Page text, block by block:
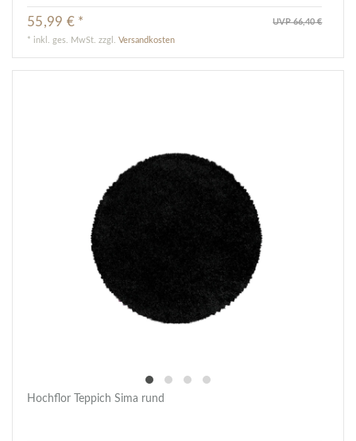
UVP 66,40 €
55,99 € *
* inkl. ges. MwSt. zzgl.Versandkosten
Hochflor Teppich Sima rund